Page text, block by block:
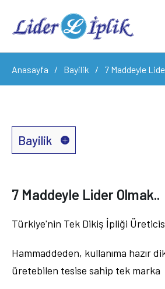
Anasayfa Bayilik 7 Maddeyle
Bayilik
Neden Bayi Olmalısın?
Nasıl Bayi Olurum?
Bayi Başvuru Formu
7 Maddeyle Lider Olmak..
Türkiye'nin Tek Dikiş İpliği
Hammaddeden, kullanıma hazır
üretebilen tesise sahip tek marka